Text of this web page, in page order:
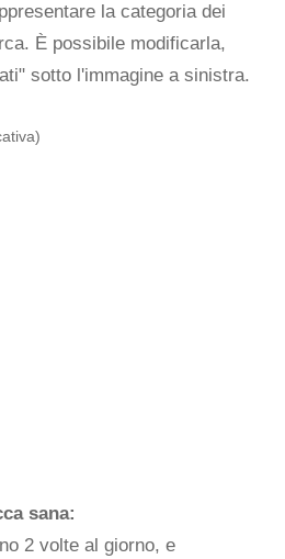
la categoria dei
È possibile modificarla,
sotto l'immagine a sinistra.
sana:
2 volte al giorno, e